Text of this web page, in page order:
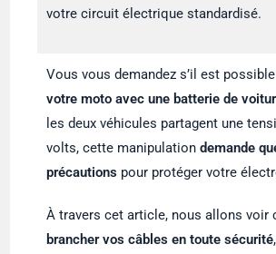
votre circuit électrique standardisé.
Vous vous demandez s’il est
votre moto avec une batterie de
les deux véhicules partagent une
volts, cette manipulationdemande
précautions pour protéger votre
À travers cet article, nous allons voir
brancher vos câbles en toute sécurité